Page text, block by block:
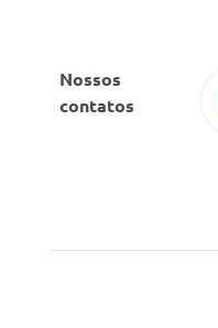
Nossos
contatos